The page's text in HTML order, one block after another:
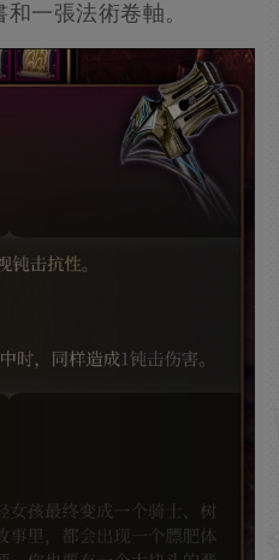
一張法術卷軸。